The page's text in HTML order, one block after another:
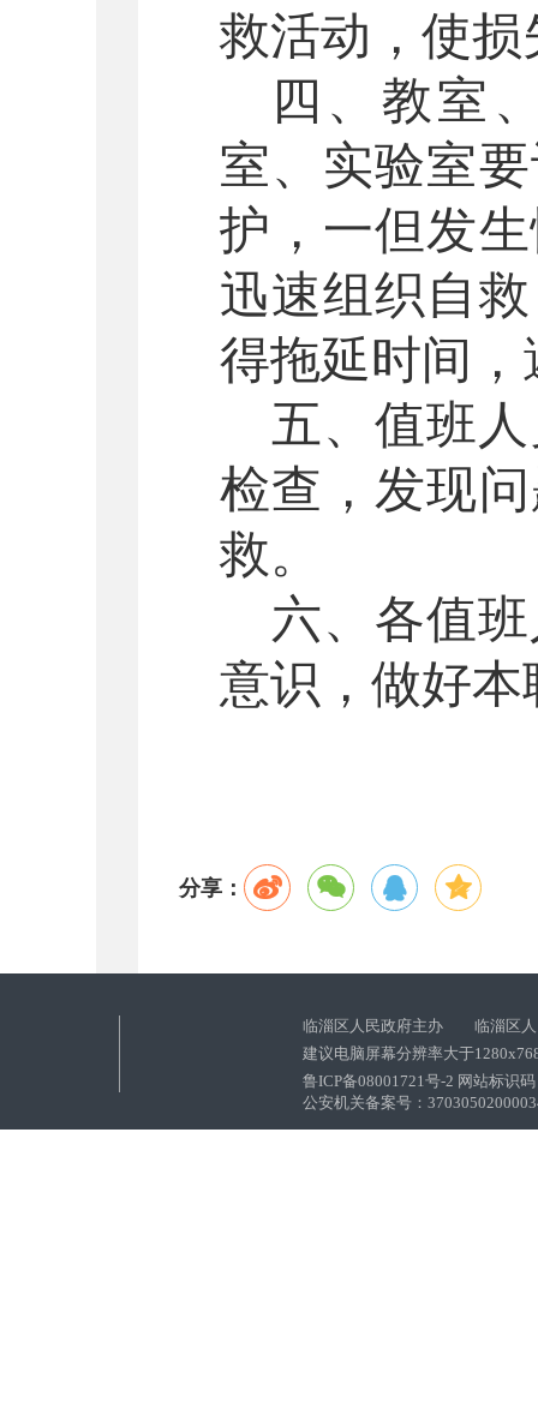
救活动，使
四、教室
室、实验室
护，一但发
迅速组织自
得拖延时间
五、值班
检查，发现
救。
六、各值
意识，做好本
分享：
临淄区人民政府主办 临淄区人
建议电脑屏幕分辨率大于
鲁ICP备08001721号-2 网站标识
公安机关备案号：